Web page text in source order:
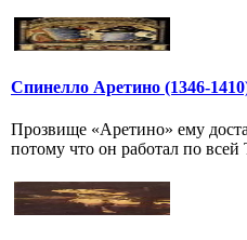
Спинелло Аретино (1346-
Прозвище «Аретино» ему
потому что он работал по всей